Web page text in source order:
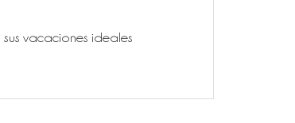
vacaciones ideales